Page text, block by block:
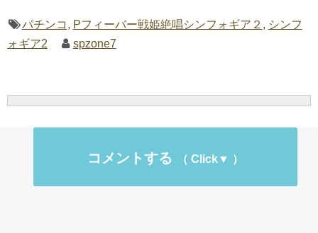
パチンコ , Pフィーバー戦姫絶唱シンフォギア２ , シンフ
ォギア2
spzone7
コメントする